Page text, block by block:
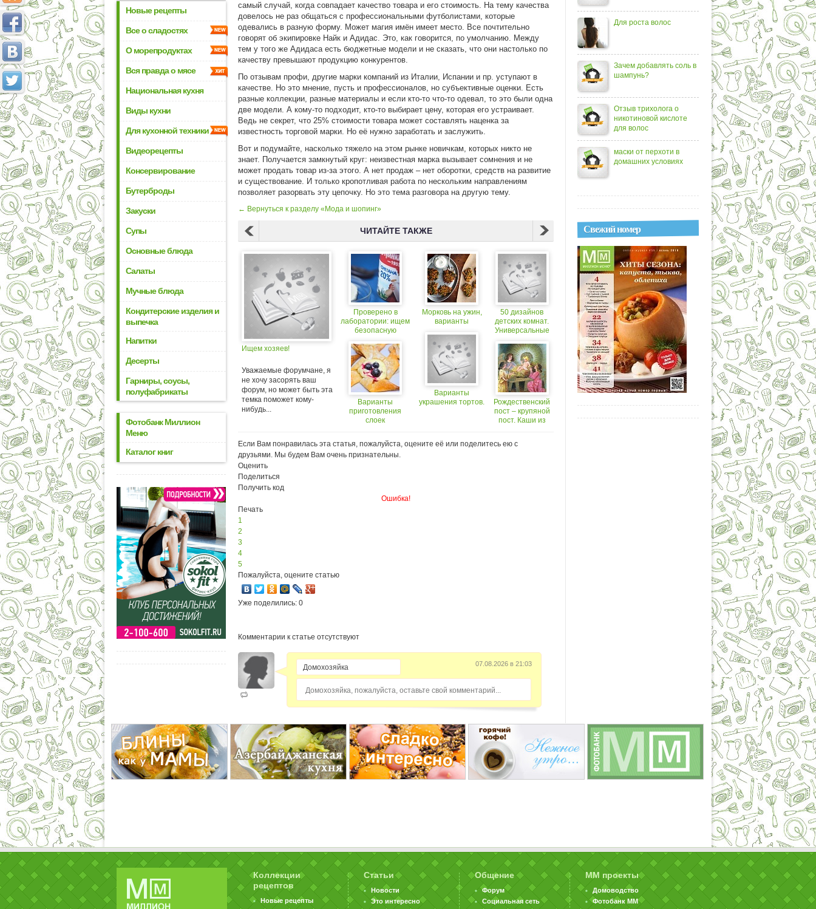
Новые рецепты
Все о сладостях
О морепродуктах
Вся правда о мясе
Национальная кухня
Виды кухни
Для кухонной техники
Видеорецепты
Консервирование
Бутерброды
Закуски
Супы
Основные блюда
Салаты
Мучные блюда
Кондитерские изделия и
выпечка
Напитки
Десерты
Гарниры, соусы,
полуфабрикаты
Фотобанк Миллион
Меню
Каталог книг
самый случай, когда совпадает качество товара и его стоимость. На тему качества
довелось не раз общаться с профессиональными футболистами, которые
одевались в разную форму. Может магия имён имеет место. Все почтительно
говорят об экипировке Найк и Адидас. Это, как говорится, по умолчанию. Между
тем у того же Адидаса есть бюджетные модели и не сказать, что они настолько по
качеству превышают продукцию конкурентов.
По отзывам профи, другие марки компаний из Италии, Испании и пр. уступают в
качестве. Но это мнение, пусть и профессионалов, но субъективные оценки. Есть
разные коллекции, разные материалы и если кто-то что-то одевал, то это были одна
две модели. А кому-то подходит, кто-то выбирает цену, которая его устраивает.
Ведь не секрет, что 25% стоимости товара может составлять наценка за
известность торговой марки. Но её нужно заработать и заслужить.
Вот и подумайте, насколько тяжело на этом рынке новичкам, которых никто не
знает. Получается замкнутый круг: неизвестная марка вызывает сомнения и не
может продать товар из-за этого. А нет продаж – нет оборотки, средств на развитие
и существование. И только кропотливая работа по нескольким направлениям
позволяет разорвать эту цепочку. Но это тема разговора на другую тему.
← Вернуться к разделу «Мода и шопинг»
ЧИТАЙТЕ ТАКЖЕ
Ищем хозяев!
Уважаемые форумчане, я
не хочу засорять ваш
форум, но может быть эта
темка поможет кому-
нибудь...
Проверено в
лаборатории: ищем
безопасную
Варианты
приготовления
слоек
Морковь на ужин,
варианты
Варианты
украшения тортов.
50 дизайнов
детских комнат.
Универсальные
Рождественский
пост – крупяной
пост. Каши из
Варианты
Если Вам понравилась эта статья, пожалуйста, оцените её или поделитесь ею с
друзьями. Мы будем Вам очень признательны.
Оценить
Поделиться
Получить код
Ошибка!
Печать
1
2
3
4
5
Пожалуйста, оцените статью
Уже поделились: 0
Комментарии к статье отсутствуют
07.08.2026 в 21:03
Домохозяйка, пожалуйста, оставьте свой комментарий...
Для роста волос
Зачем добавлять соль в
шампунь?
Отзыв трихолога о
никотиновой кислоте
для волос
маски от перхоти в
домашних условиях
Свежий номер
Коллекции
рецептов
Новые рецепты
Статьи
Новости
Это интересно
Общение
Форум
Социальная сеть
ММ проекты
Домоводство
Фотобанк ММ